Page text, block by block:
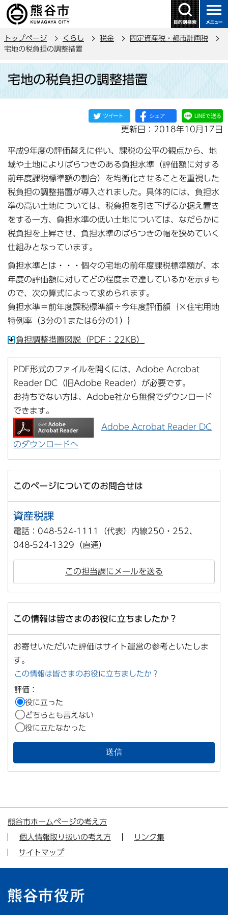
の
ー
トップページ くらし 税金
固定資産税・都市計画税
宅地の税負担の調整措置
宅地の税負担の調整措置
更新日：2018年10月17日
平成9年度の評価替えに伴い、課税の公平の観点から、地
域や土地によりばらつきのある負担水準（評価額に対する
前年度課税標準額の割合）を均衡化させることを重視した
税負担の調整措置が導入されました。具体的には、負担水
準の高い土地については、税負担を引き下げるか据え置き
をする一方、負担水準の低い土地については、なだらかに
税負担を上昇させ、負担水準のばらつきの幅を狭めていく
仕組みとなっています。
負担水準とは・・・個々の宅地の前年度課税標準額が、本
年度の評価額に対してどの程度まで達しているかを示すも
ので、次の算式によって求められます。
負担水準＝前年度課税標準額÷今年度評価額｛×住宅用地
特例率（3分の1または6分の1）｝
負担調整措置図説（PDF：22KB）
PDF形式のファイルを開くには、Adobe Acrobat
Reader DC（旧Adobe Reader）が必要です。
お持ちでない方は、Adobe社から無償でダウンロード
できます。
Adobe Acrobat Reader DC
のダウンロードへ
このページについてのお問合せは
資産税課
電話：048-524-1111（代表）内線250・252、
048-524-1329（直通）
この担当課にメールを送る
この情報は皆さまのお役に立ちましたか？
お寄せいただいた評価はサイト運営の参考といたしま
す。
この情報は皆さまのお役に立ちましたか？
評価：
役に立った
どちらとも言えない
役に立たなかった
熊谷市ホームページの考え方
個人情報取り扱いの考え方
リンク集
サイトマップ